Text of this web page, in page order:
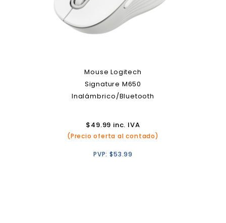
Mouse Logitech
Signature M650
Inalámbrico/Bluetooth
$49.99 inc. IVA
(Precio oferta al contado)
PVP:$53.99